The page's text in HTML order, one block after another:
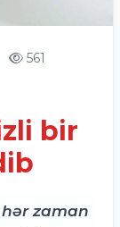
561
bir
hər zaman